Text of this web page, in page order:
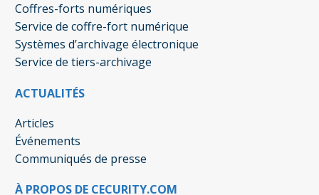
Coffres-forts numériques
Service de coffre-fort numérique
Systèmes d’archivage électronique
Service de tiers-archivage
ACTUALITÉS
Articles
Événements
Communiqués de presse
À PROPOS DE CECURITY.COM